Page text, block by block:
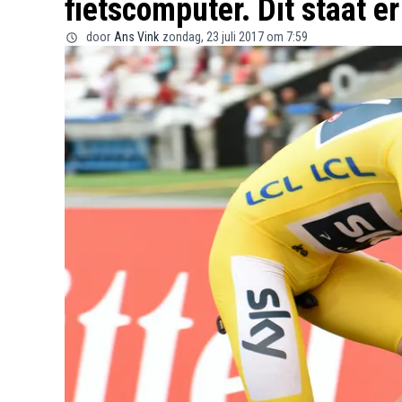
fietscomputer. Dit staat
door Ans Vink zondag, 23 juli 2017 om 7:59